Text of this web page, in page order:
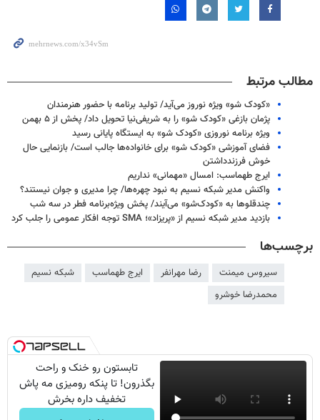
مطالب مرتبط
«کودک شو» ویژه نوروز می‌آید/ تولید برنامه با حضور هنرمندان
پژمان بازغی «کودک شو» را به شریفی‌نیا تحویل داد/ پخش از ۵ بهمن
ویژه برنامه نوروزی «کودک شو» به ایستگاه پایانی رسید
فضای آموزشی «کودک شو» برای خانواده‌ها جالب است/ بازنمایی حال
خوش فرزندداشتن
ایرج طهماسب: امسال «مهمانی» نداریم
واکنش مدیر شبکه نسیم به نبود چهره‌ها/ چرا مدیری و جوان نیستند؟
چندقلوها به «کودک‌شو» می‌آیند/ پخش ویژه‌برنامه فطر در سه شب
بازدید مدیر شبکه نسیم از «پریزاد»؛ SMA توجه افکار عمومی را جلب کرد
برچسب‌ها
سیروس میمنت رضا مهرانفر ایرج طهماسب
شبکه نسیم
محمدرضا خوشرو
تابستون رو خنک و راحت
بگذرون! تا پنکه رومیزی مه پاش
تخفیف داره بخرش